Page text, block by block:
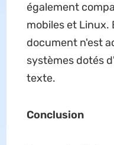
également
mobiles et Linux.
document n'est
systèmes dotés
texte.
Conclusion